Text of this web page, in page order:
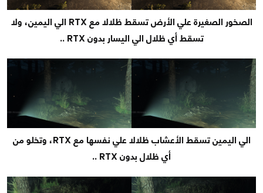
الصخور الصغيرة علي الأرض تسقط ظلالا مع RTX الي اليمين، ولا
تسقط أي ظلال الي اليسار بدون RTX ..
الي اليمين تسقط الأعشاب ظلالا علي نفسها مع RTX، وتخلو من
أي ظلال بدون RTX ..